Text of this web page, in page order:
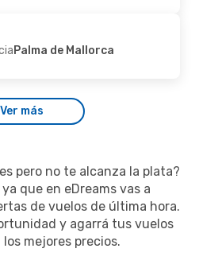
Palma de Mallorca
Ver más
pero no te alcanza la plata?
que en eDreams vas a
de vuelos de última hora.
y agarrá tus vuelos
mejores precios.